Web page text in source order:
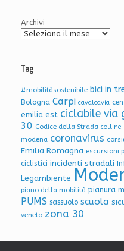
Archivi
Tag
#mobilitàsostenibile bici in
Bologna Carpi cavalcavia
emilia est ciclabile via
30 Codice della Strada colline
modena coronavirus
Emilia Romagna escursioni
ciclistici incidenti stradali
Legambiente
piano della mobilità pianura
PUMS sassuolo scuola
veneto zona 30